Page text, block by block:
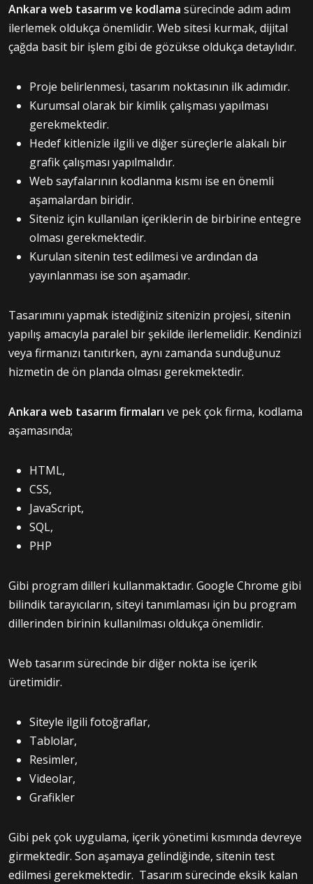
Ankara web tasarım ve kodlama sürecinde adım adım
ilerlemek oldukça önemlidir. Web sitesi kurmak, dijital
çağda basit bir işlem gibi de gözükse oldukça detaylıdır.
Proje belirlenmesi, tasarım noktasının ilk adımıdır.
Kurumsal olarak bir kimlik çalışması yapılması
gerekmektedir.
Hedef kitlenizle ilgili ve diğer süreçlerle alakalı bir
grafik çalışması yapılmalıdır.
Web sayfalarının kodlanma kısmı ise en önemli
aşamalardan biridir.
Siteniz için kullanılan içeriklerin de birbirine entegre
olması gerekmektedir.
Kurulan sitenin test edilmesi ve ardından da
yayınlanması ise son aşamadır.
Tasarımını yapmak istediğiniz sitenizin projesi, sitenin
yapılış amacıyla paralel bir şekilde ilerlemelidir. Kendinizi
veya firmanızı tanıtırken, aynı zamanda sunduğunuz
hizmetin de ön planda olması gerekmektedir.
Ankara web tasarım firmaları ve pek çok firma, kodlama
aşamasında;
HTML,
CSS,
JavaScript,
SQL,
PHP
Gibi program dilleri kullanmaktadır. Google Chrome gibi
bilindik tarayıcıların, siteyi tanımlaması için bu program
dillerinden birinin kullanılması oldukça önemlidir.
Web tasarım sürecinde bir diğer nokta ise içerik
üretimidir.
Siteyle ilgili fotoğraflar,
Tablolar,
Resimler,
Videolar,
Grafikler
Gibi pek çok uygulama, içerik yönetimi kısmında devreye
girmektedir. Son aşamaya gelindiğinde, sitenin test
edilmesi gerekmektedir. Tasarım sürecinde eksik kalan